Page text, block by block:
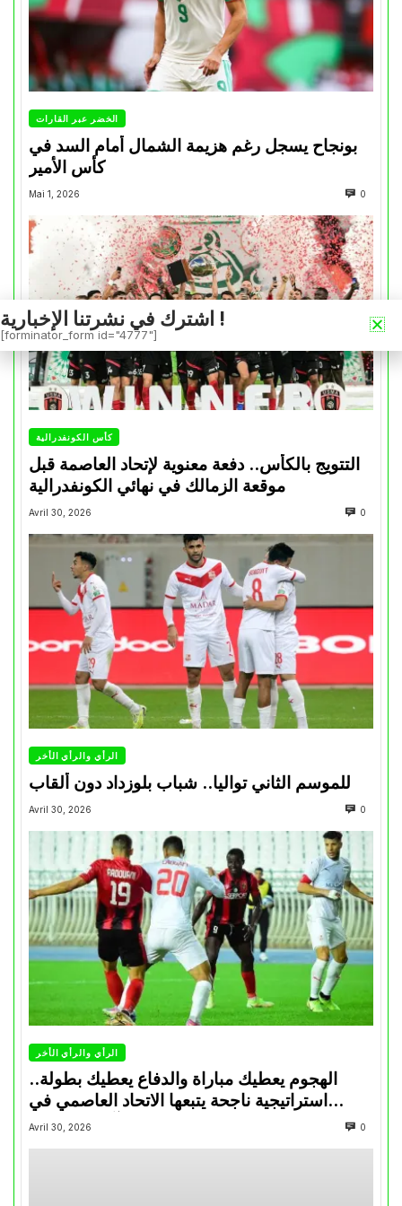
الخضر عبر القارات
بونجاح يسجل رغم هزيمة الشمال أمام السد في
كأس الأمير
Mai 1, 2026 0
كأس الكونفدرالية
التتويج بالكأس.. دفعة معنوية لإتحاد العاصمة قبل
موقعة الزمالك في نهائي الكونفدرالية
Avril 30, 2026 0
الرأي والرأي الأخر
للموسم الثاني تواليا.. شباب بلوزداد دون ألقاب
Avril 30, 2026 0
الرأي والرأي الأخر
الهجوم يعطيك مباراة والدفاع يعطيك بطولة..
استراتيجية ناجحة يتبعها الاتحاد العاصمي في
تتويجاته آخر السنوات
Avril 30, 2026 0
اشترك في نشرتنا الإخبارية !
[forminator_form id="4777"]